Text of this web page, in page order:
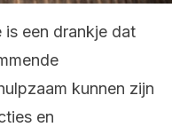
is een drankje dat
kunnen zijn
en